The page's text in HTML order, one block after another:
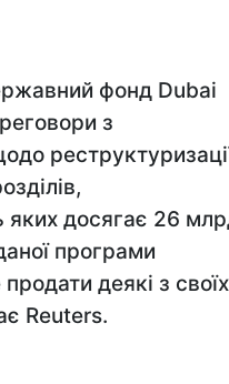
фонд Dubai
з
яких досягає 26
програми
деякі з своїх
Reuters.